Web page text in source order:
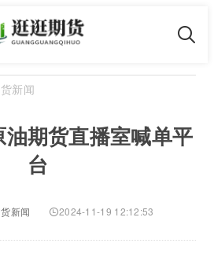
新闻
期货直播室喊单平
台
新闻 2024-11-19 12:12:53